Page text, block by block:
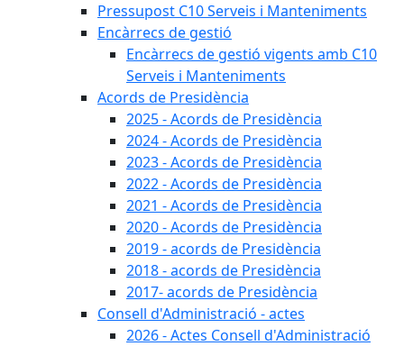
Pressupost C10 Serveis i Manteniments
Encàrrecs de gestió
Encàrrecs de gestió vigents amb C10
Serveis i Manteniments
Acords de Presidència
2025 - Acords de Presidència
2024 - Acords de Presidència
2023 - Acords de Presidència
2022 - Acords de Presidència
2021 - Acords de Presidència
2020 - Acords de Presidència
2019 - acords de Presidència
2018 - acords de Presidència
2017- acords de Presidència
Consell d'Administració - actes
2026 - Actes Consell d'Administració